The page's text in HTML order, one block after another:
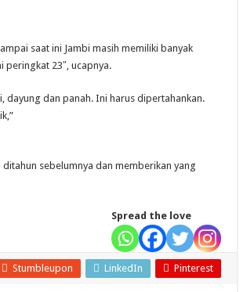
saat ini Jambi masih memiliki banyak
peringkat 23″, ucapnya.
dayung dan panah. Ini harus dipertahankan.
sebelumnya dan memberikan yang
Spread the love
Stumbleupon LinkedIn Pinterest